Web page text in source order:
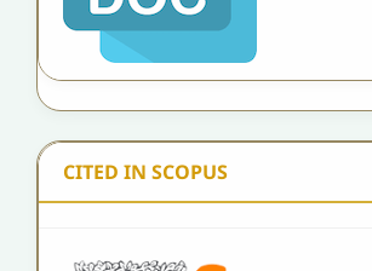
CITED IN SCOPUS